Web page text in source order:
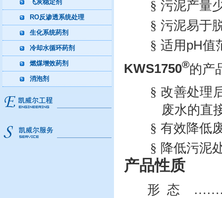
飞灰稳定剂
RO反渗透系统处理
生化系统药剂
冷却水循环药剂
燃煤增效药剂
消泡剂
§ 污泥产量
§ 污泥易于
§ 适用pH值
KWS1750®的产
§ 改善处理
废水的直
§ 有效降低
§ 降低污泥
产品性质
形 态